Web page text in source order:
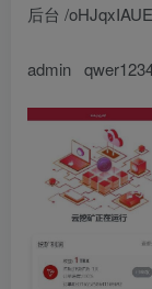
后台 /
admin